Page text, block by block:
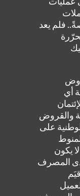
فلم يعد
أي
والقروض
على
يكون
لدى المصرف